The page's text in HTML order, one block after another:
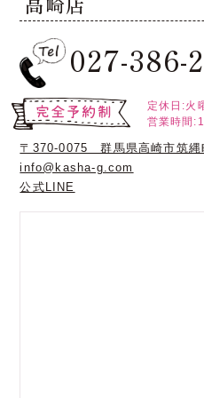
027-386-
定休日:火
営業時間
〒370-0075 群馬県高崎市筑縄
info@kasha-g.com
公式LINE